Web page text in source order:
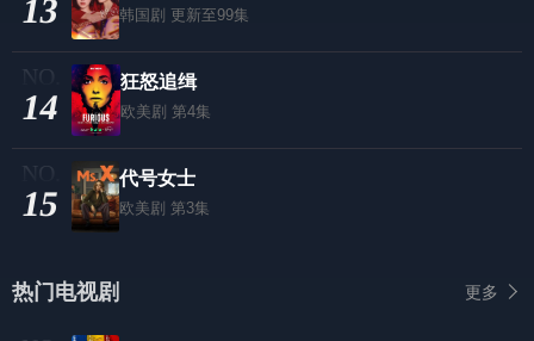
13 韩国剧 更新至99集
14
狂怒追缉
欧美剧 第4集
15
代号女士
欧美剧 第3集
热门电视剧 更多